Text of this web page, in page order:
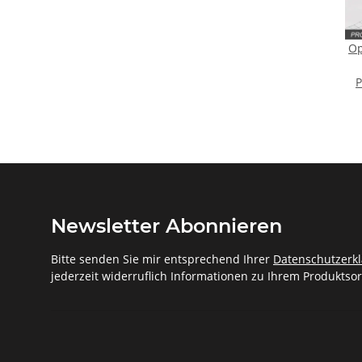
Newsletter Abonnieren
Bitte senden Sie mir entsprechend Ihrer
jederzeit widerruflich Informationen zu Ihrem